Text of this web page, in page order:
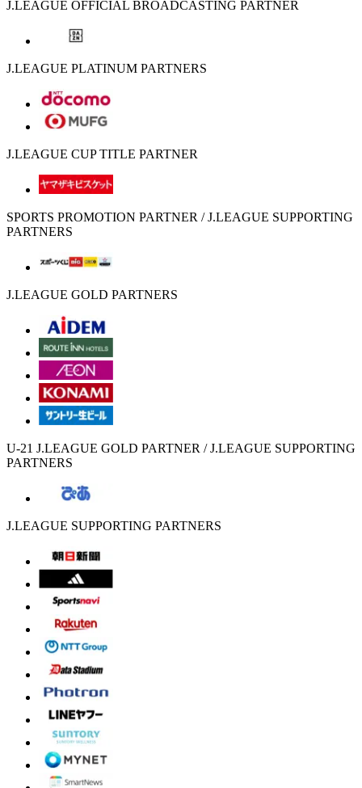
J.LEAGUE OFFICIAL BROADCASTING PARTNER
J.LEAGUE PLATINUM PARTNERS
J.LEAGUE CUP TITLE PARTNER
SPORTS PROMOTION PARTNER / J.LEAGUE SUPPORTING
PARTNERS
J.LEAGUE GOLD PARTNERS
U-21 J.LEAGUE GOLD PARTNER / J.LEAGUE SUPPORTING
PARTNERS
J.LEAGUE SUPPORTING PARTNERS